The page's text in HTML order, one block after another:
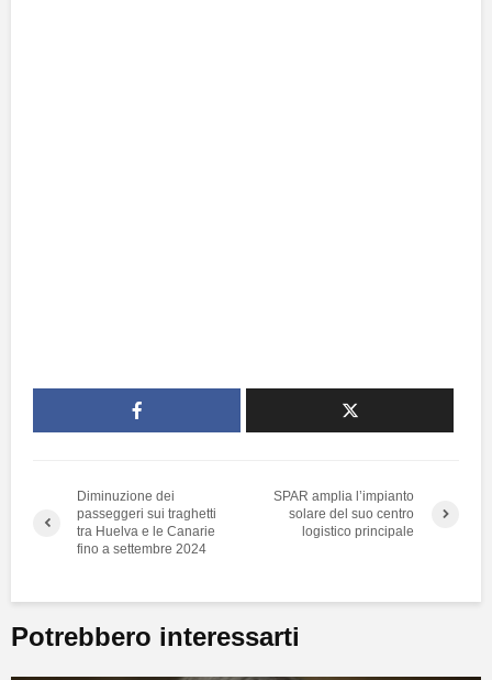
Diminuzione dei
passeggeri sui traghetti
tra Huelva e le Canarie
fino a settembre 2024
SPAR amplia l’impianto
solare del suo centro
logistico principale
Potrebbero interessarti